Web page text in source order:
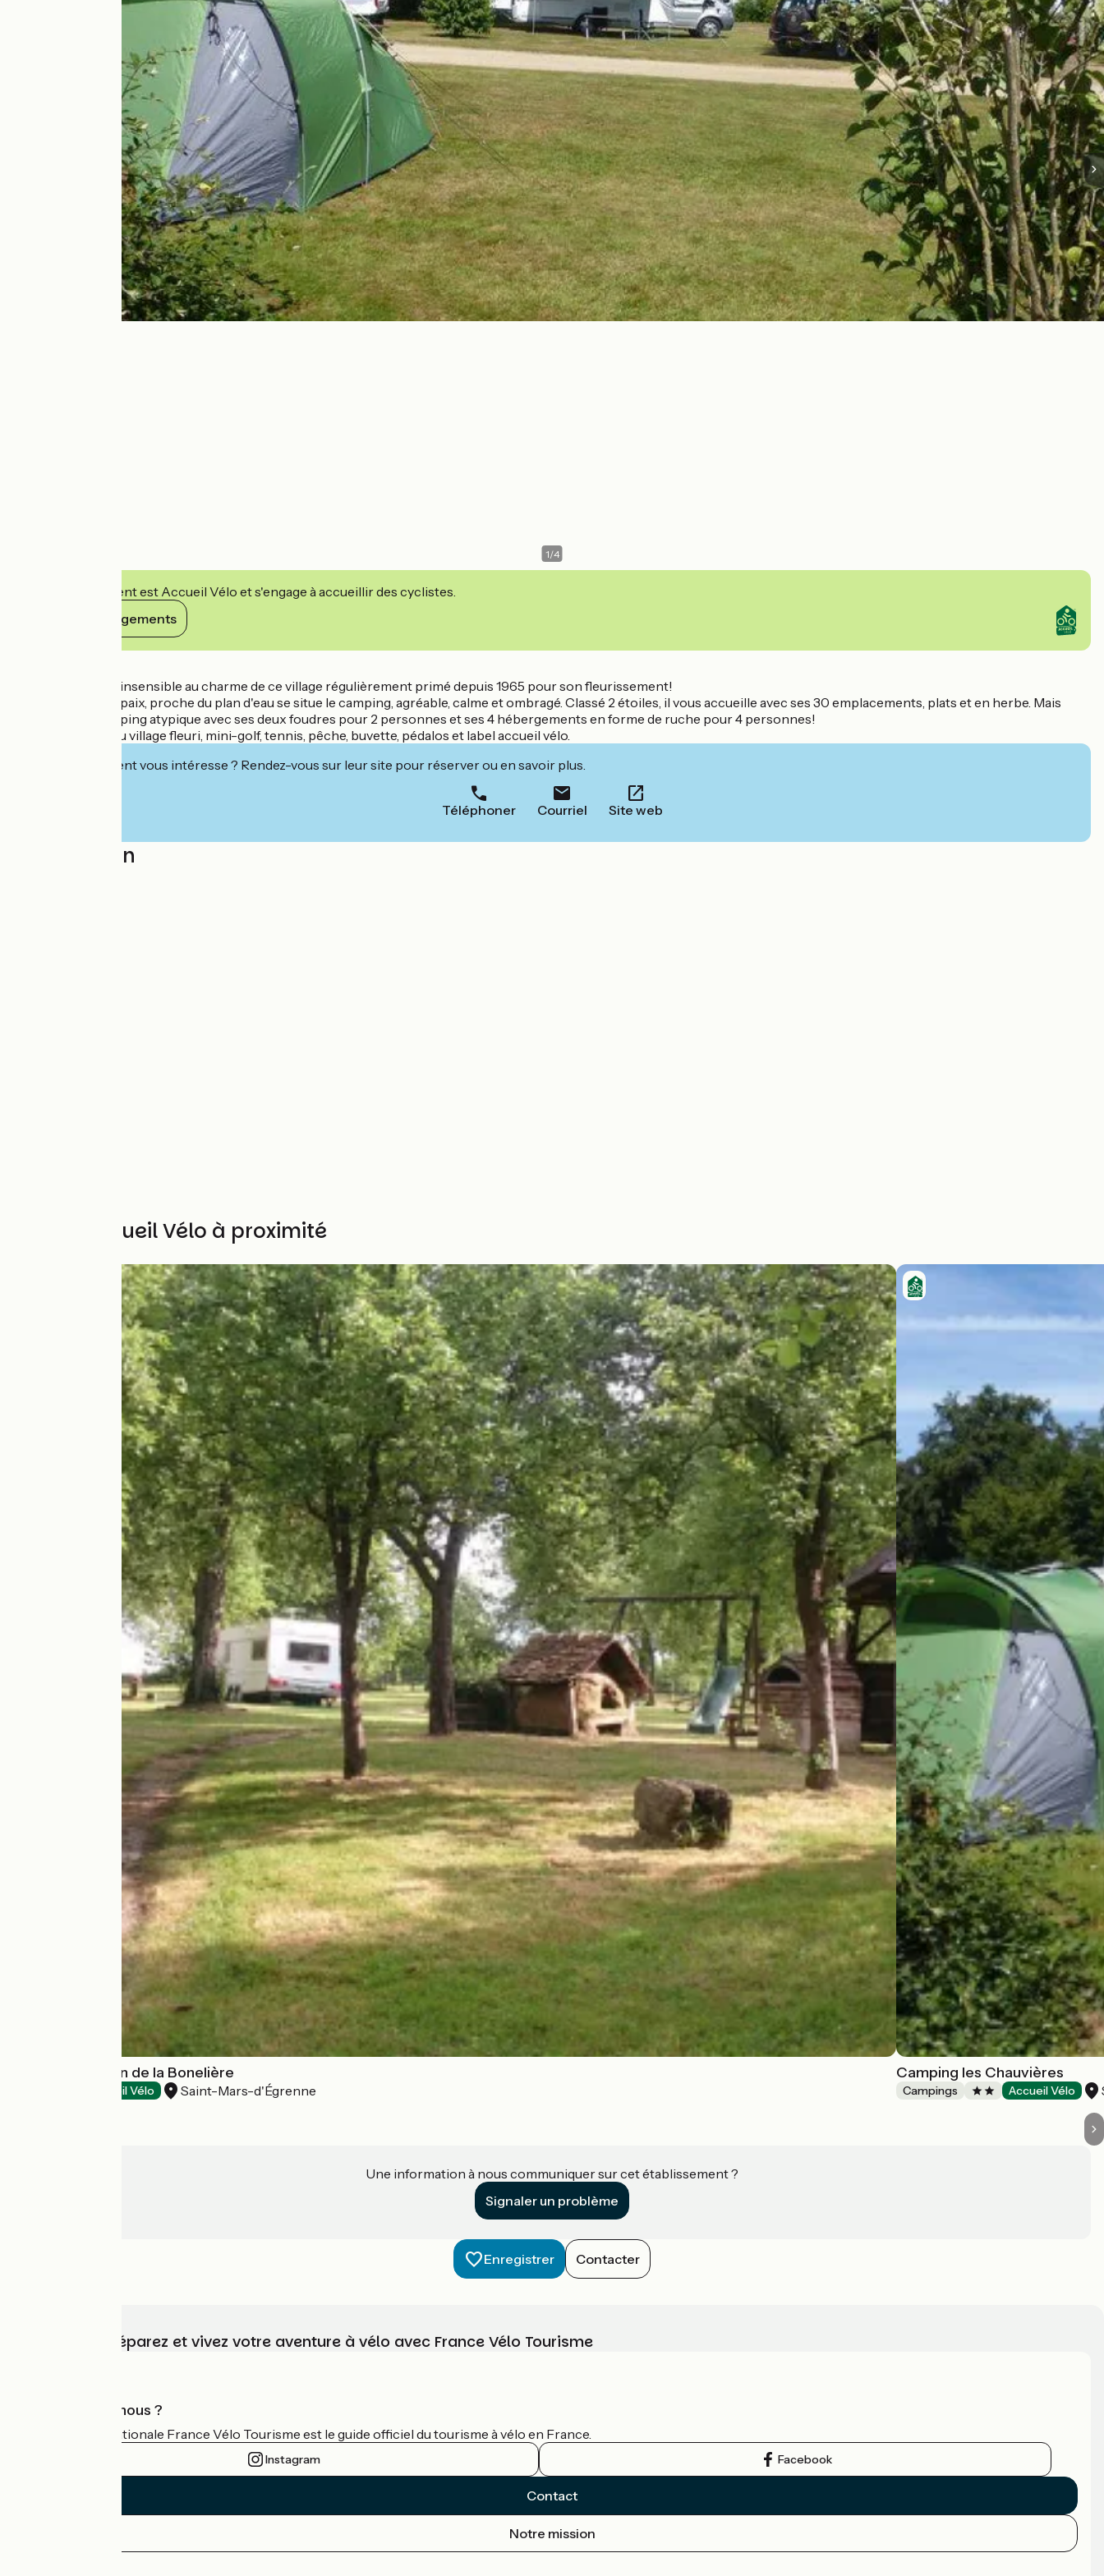
1/4
Cet établissement est Accueil Vélo et s'engage à accueillir des cyclistes.
Voir ses engagements
Difficile de rester insensible au charme de ce village régulièrement primé depuis 1965 pour son fleurissement!
Dans un havre de paix, proche du plan d'eau se situe le camping, agréable, calme et ombragé. Classé 2 étoiles, il vous accueille avec ses 30 emplacements, plats et en herbe. Mais
c'est aussi un camping atypique avec ses deux foudres pour 2 personnes et ses 4 hébergements en forme de ruche pour 4 personnes!
Sur place : visite du village fleuri, mini-golf, tennis, pêche, buvette, pédalos et label accueil vélo.
Cet établissement vous intéresse ? Rendez-vous sur leur site pour réserver ou en savoir plus.
Téléphoner Courriel Site web
Localisation
Autres Accueil Vélo à proximité
Camping Paysan de la Bonelière
Accueil Vélo Saint-Mars-d'Égrenne
Camping les Chauvières
Campings Accueil Vélo
Une information à nous communiquer sur cet établissement ?
Signaler un problème
Enregistrer Contacter
Choisissez, préparez et vivez votre aventure à vélo avec France Vélo Tourisme
Qui sommes-nous ?
L'association nationale France Vélo Tourisme est le guide officiel du tourisme à vélo en France.
Instagram Facebook
Contact
Notre mission